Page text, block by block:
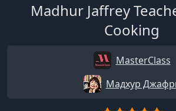
Madhur Jaffrey
Cooking
MasterClass
Мадхур